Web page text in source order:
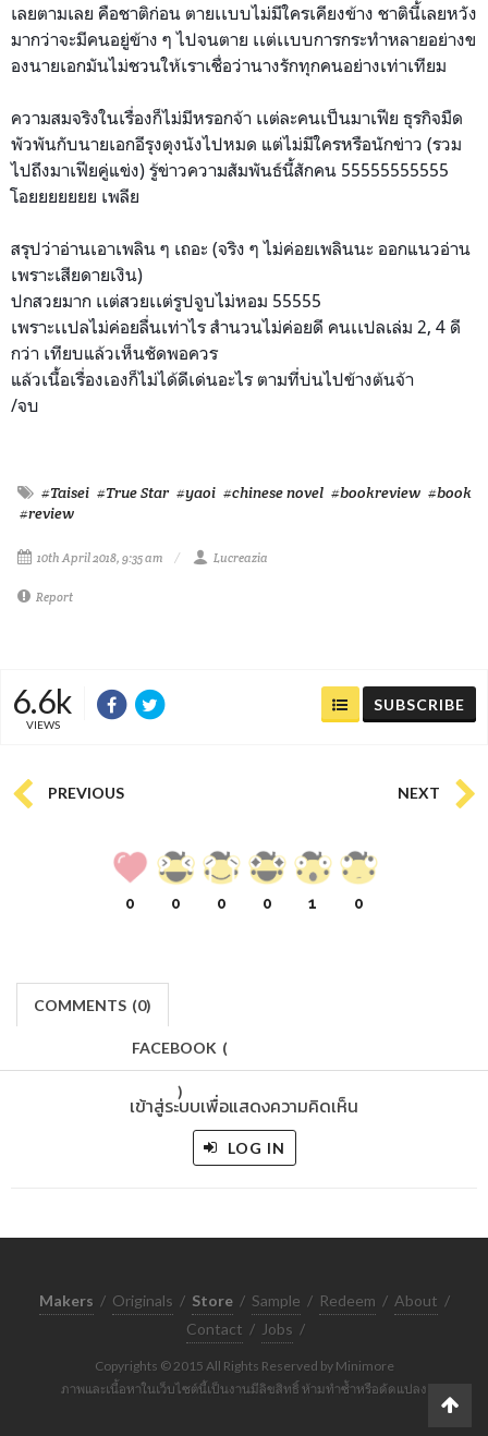
เลยตามเลย คือชาติก่อน ตายเเบบไม่มีใครเคียงข้าง ชาตินี้เลยหวัง
มากว่าจะมีคนอยู่ข้าง ๆ ไปจนตาย เเต่เเบบการกระทำหลายอย่างข
องนายเอกมันไม่ชวนให้เราเชื่อว่านางรักทุกคนอย่างเท่าเทียม
ความสมจริงในเรื่องก็ไม่มีหรอกจ้า เเต่ละคนเป็นมาเฟีย ธุรกิจมืด
พัวพันกับนายเอกอีรุงตุงนังไปหมด แต่ไม่มีใครหรือนักข่าว (รวม
ไปถึงมาเฟียคู่แข่ง) รู้ข่าวความสัมพันธ์นี้สักคน 55555555555
โอยยยยยยย เพลีย
สรุปว่าอ่านเอาเพลิน ๆ เถอะ (จริง ๆ ไม่ค่อยเพลินนะ ออกแนวอ่าน
เพราะเสียดายเงิน)
ปกสวยมาก เเต่สวยเเต่รูปจูบไม่หอม 55555
เพราะเเปลไม่ค่อยลื่นเท่าไร สำนวนไม่ค่อยดี คนเเปลเล่ม 2, 4 ดี
กว่า เทียบแล้วเห็นชัดพอควร
แล้วเนื้อเรื่องเองก็ไม่ได้ดีเด่นอะไร ตามที่บ่นไปข้างต้นจ้า
/จบ
#Taisei #True Star #yaoi #chinese novel #bookreview #book
#review
10th April 2018, 9:35 am Lucreazia
Report
6.6k
VIEWS
SUBSCRIBE
PREVIOUS NEXT
0 0 0 0 1 0
COMMENTS (0)
FACEBOOK (
)
เข้าสู่ระบบเพื่อแสดงความคิดเห็น
LOG IN
Makers / Originals / Store / Sample / Redeem / About /
Contact / Jobs /
Copyrights © 2015 All Rights Reserved by Minimore
ภาพและเนื้อหาในเว็บไซต์นี้เป็นงานมีลิขสิทธิ์ ห้ามทำซ้ำหรือดัดแปลง